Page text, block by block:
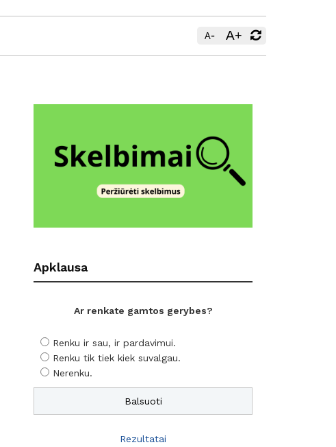
A- A+
Apklausa
Ar renkate gamtos gerybes?
Renku ir sau, ir pardavimui.
Renku tik tiek kiek suvalgau.
Nerenku.
Rezultatai